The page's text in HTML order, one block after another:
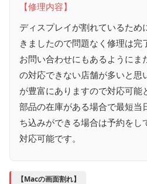
【修理内容】
ディスプレイが割れているため
きましたので問題なく修理は完
お問い合わせにもあるように
の対応できない店舗が多いと思
が豊富にありますので対応可能
部品の在庫がある場合で最短当
ち込みができる場合は予約をし
対応可能です。
【Macの画面割れ】